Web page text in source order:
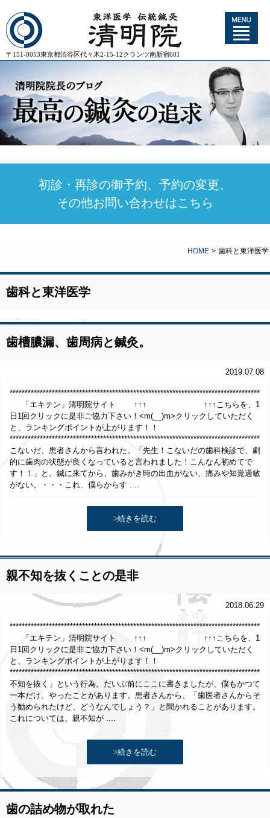
〒151-0053東京都渋谷区代々木2-15-12クランツ南新宿601
初診・再診の御予約、予約の変更、
その他お問い合わせはこちら
HOME > 歯科と東洋医学
歯科と東洋医学
歯槽膿漏、歯周病と鍼灸。
2019.07.08
「エキテン」清明院サイト ↑↑↑ ↑↑↑こちらを、1
日1回クリックに是非ご協力下さい！<m(__)m>クリックしていただく
と、ランキングポイントが上がります！！
こないだ、患者さんから言われた。「先生！こないだの歯科検診で、劇
的に歯肉の状態が良くなっていると言われました！こんなん初めてで
す！！」と。鍼に来てから、歯みがき時の出血がない、痛みや知覚過敏
がない。・・・これ、僕らからす ....
>続きを読む
親不知を抜くことの是非
2018.06.29
「エキテン」清明院サイト ↑↑↑ ↑↑↑こちらを、1
日1回クリックに是非ご協力下さい！<m(__)m>クリックしていただく
と、ランキングポイントが上がります！！
不知を抜く」という行為。だいぶ前にここに書きましたが、僕もかつて
一本だけ、やったことがあります。患者さんから、「歯医者さんからそ
う勧められたけど、どうなんでしょう？」と聞かれることがあります。
これについては、親不知が ....
>続きを読む
歯の詰め物が取れた